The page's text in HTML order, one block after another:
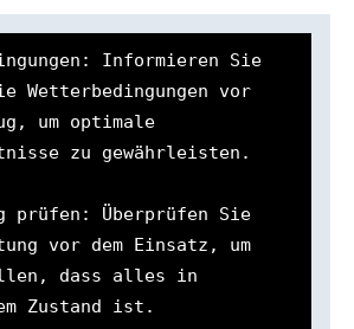
Informieren Sie
Wetterbedingungen vor
um optimale
zu gewährleisten.
prüfen: Überprüfen Sie
vor dem Einsatz, um
dass alles in
Zustand ist.